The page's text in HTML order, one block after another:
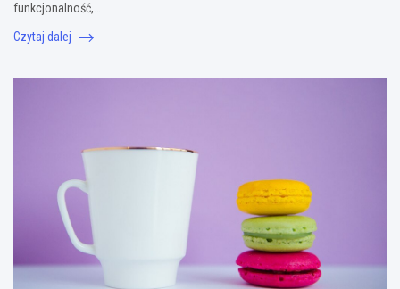
funkcjonalność,…
Czytaj dalej